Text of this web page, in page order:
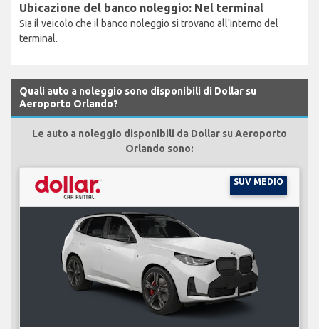
Ubicazione del banco noleggio: Nel terminal
Sia il veicolo che il banco noleggio si trovano all'interno del
terminal.
Quali auto a noleggio sono disponibili di Dollar su
Aeroporto Orlando?
Le auto a noleggio disponibili da Dollar su Aeroporto
Orlando sono:
SUV MEDIO